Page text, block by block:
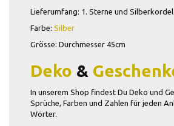
Lieferumfang: 1. Sterne und Silberkordel
Farbe: Silber
Grösse: Durchmesser 45cm
Deko &
In unserem Shop findest Du Deko und
Sprüche, Farben und Zahlen für jeden
Wörter.